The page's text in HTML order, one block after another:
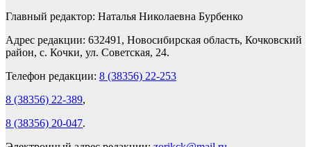
Главный редактор: Наталья Николаевна Бурбенко
Адрес редакции: 632491, Новосибирская область, Кочковский
район, с. Кочки, ул. Советская, 24.
Телефон редакции: 8 (38356) 22-253
8 (38356) 22-389,
8 (38356) 20-047.